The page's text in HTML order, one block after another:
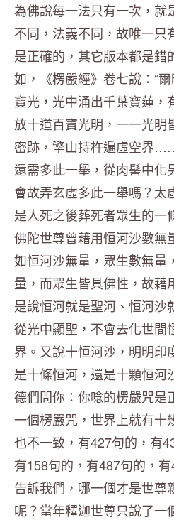
為佛說每一法只有一次， 就
不同，法義不同， 故唯一只
是正確的，其它版本都是錯
如，《楞嚴經》卷七說：“爾
寶光，光中涌出千葉寶蓮，
放十道百寶光明，一一光明
密跡， 擎山持杵遍虛空界
還需多此一舉， 從肉髻中化
會故弄玄虛多此一舉嗎？太
是人死之後葬死者眾生的一
佛陀世尊曾藉用恒河沙數無
如恒河沙無量，眾生數無量，
量，而眾生皆具佛性，故藉
是說恒河就是聖河、恒河沙
從光中顯聖，不會去化世間
界。 又說十恒河沙，明明印
是十條恒河， 還是十顆恒河
德們問你： 你唸的楞嚴咒是
一個楞嚴咒， 世界上就有十
也不一致，有427句的，有4
有158句的，有487句的，有
告訴我們， 哪一個才是世尊
呢？當年釋迦世尊只說了一